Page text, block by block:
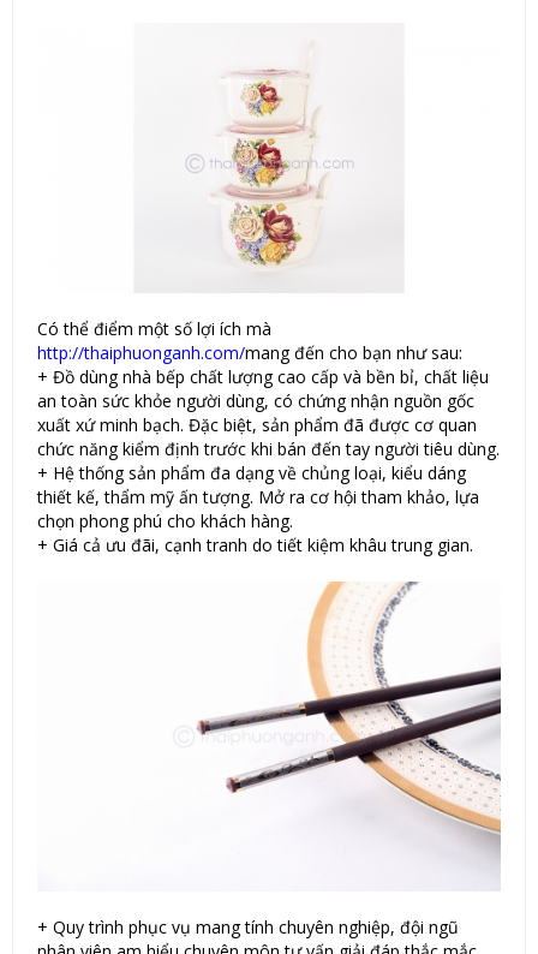
Có thể điểm một số lợi ích mà
http://thaiphuonganh.com/mang đến cho bạn như sau:
+ Đồ dùng nhà bếp chất lượng cao cấp và bền bỉ, chất liệu
an toàn sức khỏe người dùng, có chứng nhận nguồn gốc
xuất xứ minh bạch. Đặc biệt, sản phẩm đã được cơ quan
chức năng kiểm định trước khi bán đến tay người tiêu dùng.
+ Hệ thống sản phẩm đa dạng về chủng loại, kiểu dáng
thiết kế, thẩm mỹ ấn tượng. Mở ra cơ hội tham khảo, lựa
chọn phong phú cho khách hàng.
+ Giá cả ưu đãi, cạnh tranh do tiết kiệm khâu trung gian.
+ Quy trình phục vụ mang tính chuyên nghiệp, đội ngũ